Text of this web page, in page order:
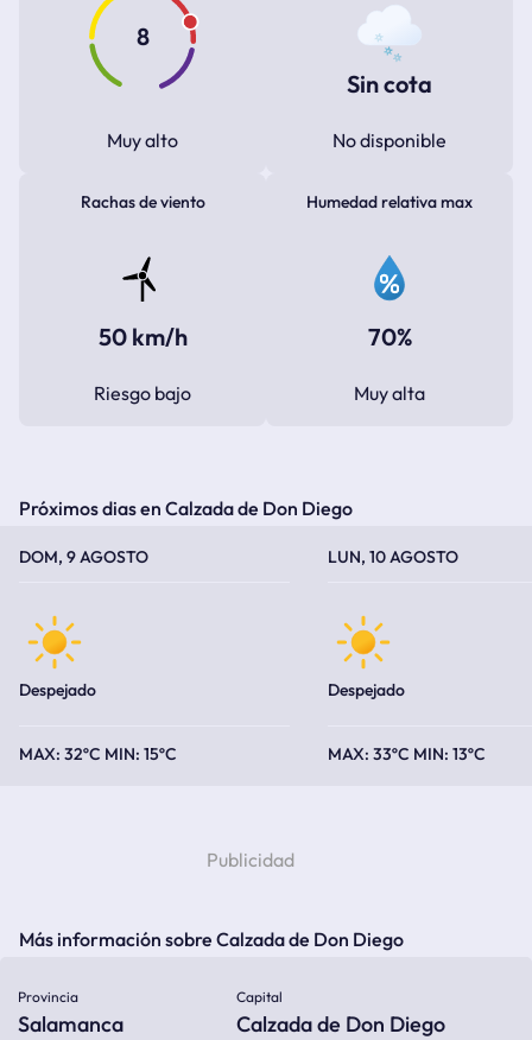
8
Muy alto
Sin cota
No disponible
Rachas de viento
50 km/h
Riesgo bajo
Humedad relativa max
70%
Muy alta
Próximos dias en Calzada de Don Diego
DOM, 9 AGOSTO
Despejado
32ºC 15ºC
LUN, 10 AGOSTO
Despejado
33ºC 13ºC
Más información sobre Calzada de Don Diego
Provincia
Salamanca
Capital
Calzada de Don Diego